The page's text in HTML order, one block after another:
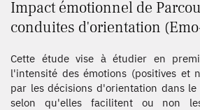
Impact émotionnel de
conduites d'orientation
Cette étude vise à étudier en
l'intensité des émotions (positives et
par les décisions d'orientation dans
selon qu'elles facilitent ou non